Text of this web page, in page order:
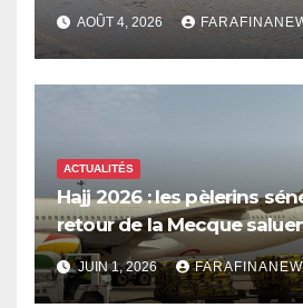
les dépenses publiques
AOÛT 4, 2026
ACTUALITÉS
Hajj 2026 : les pèlerins
retour de la Mecque
innovations d’Air Sénégal
JUIN 1, 2026